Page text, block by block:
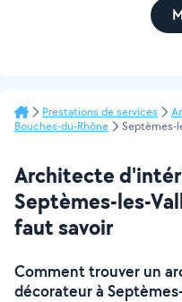
Prestations de services
Bouches-du-Rhône
Septèmes-
Architecte
Septèmes-les-
faut savoir
Comment trouver un
décorateur à